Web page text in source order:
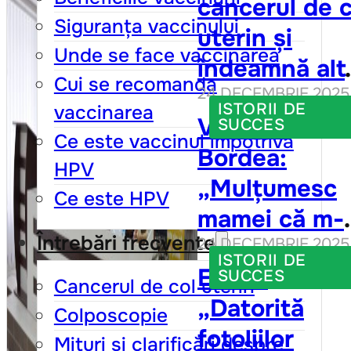
Siguranța vaccinului
Unde se face vaccinarea
Cui se recomanda
vaccinarea
Ce este vaccinul împotriva
HPV
Ce este HPV
Întrebări frecvente
Cancerul de col uterin
Colposcopie
Mituri și clarificări despre
respectate
drepturile,
vizita la
nu mai este
într-atât de
jenantă”
cancerul de
uterin și
îndeamnă
femei să facă
la fel
ISTORII DE
SUCCES
24 DECEMBRIE 2025
Victoria
Bordea:
„Mulțumesc
mamei că m-
convins să
testul
citologic. Îi
datorez viața
ISTORII DE
SUCCES
24 DECEMBRIE 2025
Elena:
„Datorită
fotoliilor